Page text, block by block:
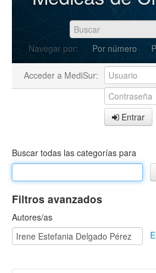
Navegar por: Por número
Acceder a MediSur:
Entrar
Buscar todas las categorías para
Filtros avanzados
Autores/as